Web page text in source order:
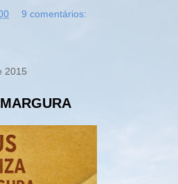
9 comentários:
2015